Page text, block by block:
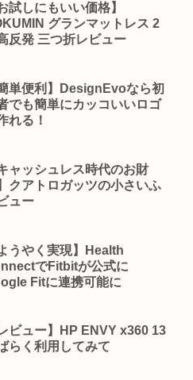
試しにもいい価格】
グランマットレス 2
反発 三つ折レビュー
簡単便利】DesignEvoなら初
でも簡単にカッコいいロゴ
れる！
ャッシュレス時代のお財
クアトロガッツの小さいふ
ュー
うやく実現】Health
でFitbitが公式に
Fitに連携可能に
ビュー】HP ENVY x360 13
らく利用してみて